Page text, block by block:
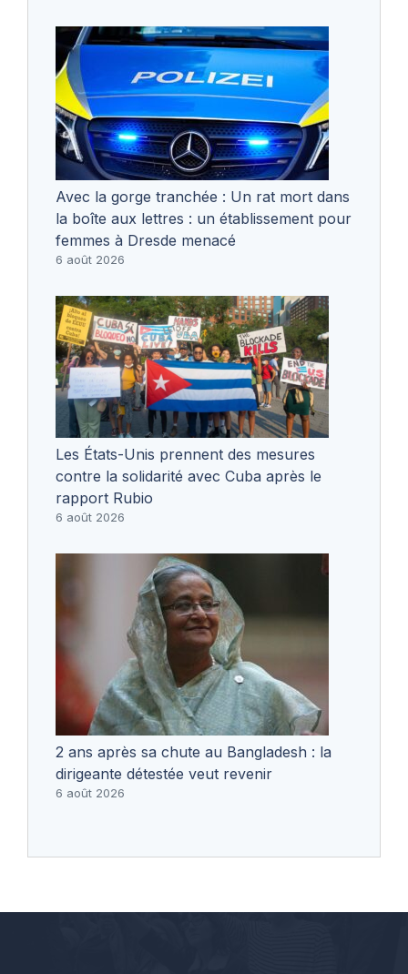
Avec la gorge tranchée : Un rat mort dans
la boîte aux lettres : un établissement pour
femmes à Dresde menacé
6 août 2026
Les États-Unis prennent des mesures
contre la solidarité avec Cuba après le
rapport Rubio
6 août 2026
2 ans après sa chute au Bangladesh : la
dirigeante détestée veut revenir
6 août 2026